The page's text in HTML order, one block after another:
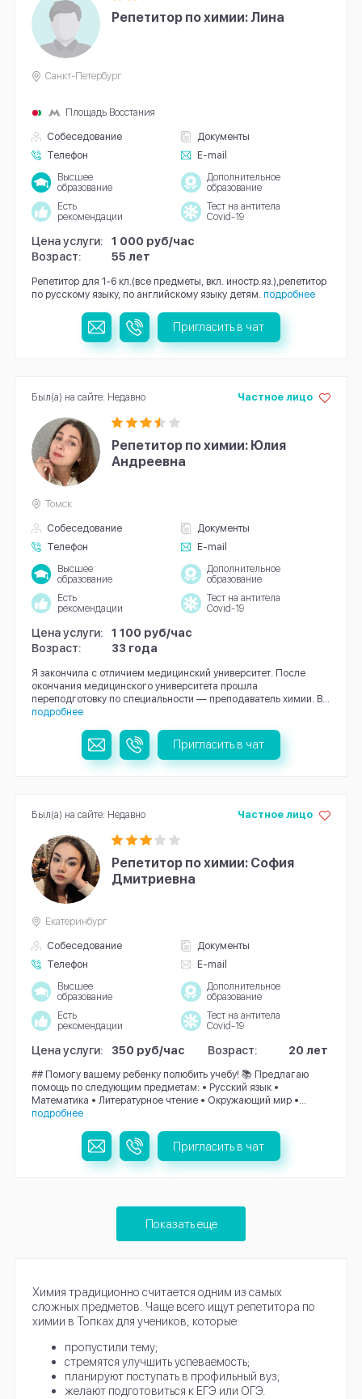
Репетитор по химии: Лина
Собеседование
Документы
Телефон
E-mail
Санкт-Петербург
Площадь Восстания
Высшее
образование
Дополнительное
образование
Есть
рекомендации
Тест на антитела
Covid-19
Цена услуги:
1 000 руб/час
Возраст:
55 лет
Репетитор для 1-6 кл.(все предметы, вкл. иностр.яз.),репетитор
по русскому языку, по английскому языку детям. подробнее
Пригласить в чат
Репетитор по химии: Юлия
Андреевна
Собеседование
Документы
Телефон
E-mail
Частное лицо
Томск
Высшее
образование
Дополнительное
образование
Есть
рекомендации
Тест на антитела
Covid-19
Цена услуги:
1 100 руб/час
Возраст:
33 года
Я закончила с отличием медицинский университет. После
окончания медицинского университета прошла
переподготовку по специальности — преподаватель химии. В...
подробнее
Был(а) на сайте: Недавно
Пригласить в чат
Репетитор по химии: София
Дмитриевна
Собеседование
Документы
Телефон
E-mail
Частное лицо
Екатеринбург
Высшее
образование
Дополнительное
образование
Есть
рекомендации
Тест на антитела
Covid-19
Цена услуги: 350 руб/час Возраст: 20 лет
## Помогу вашему ребенку полюбить учебу! 📚 Предлагаю
помощь по следующим предметам: • Русский язык •
Математика • Литературное чтение • Окружающий мир •...
подробнее
Был(а) на сайте: Недавно
Пригласить в чат
Показать еще
Химия традиционно считается одним из самых
сложных предметов. Чаще всего ищут репетитора по
химии в Топках для учеников, которые:
пропустили тему;
стремятся улучшить успеваемость;
планируют поступать в профильный вуз;
желают подготовиться к ЕГЭ или ОГЭ.